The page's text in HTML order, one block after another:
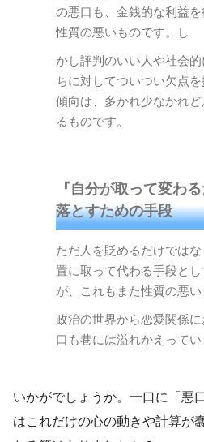
の悪口も、金銭的な利益
性質の悪いものです。し
かし評判のいい人や社会
ちに対してついつい欠点
傾向は、多かれ少なかれ
るものです。
『自分が取って変わ
落とすための手段
ただ人を貶めるだけでは
置に取って代わる手段と
が、これもまた性質の悪い
政治の世界から恋愛関係
口も巷には溢れかえってい
いかがでしょうか。一口に「悪
はこれだけの心の動きや計算が